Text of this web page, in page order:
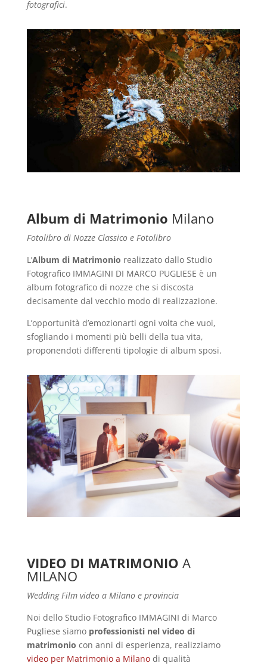
fotografici.
Album di Matrimonio Milano
Fotolibro di Nozze Classico e Fotolibro
L’Album di Matrimonio realizzato dallo Studio
Fotografico IMMAGINI DI MARCO PUGLIESE è un
album fotografico di nozze che si discosta
decisamente dal vecchio modo di realizzazione.
L’opportunità d’emozionarti ogni volta che vuoi,
sfogliando i momenti più belli della tua vita,
proponendoti differenti tipologie di album sposi.
VIDEO DI MATRIMONIO A
MILANO
Wedding Film video a Milano e provincia
Noi dello Studio Fotografico IMMAGINI di Marco
Pugliese siamo professionisti nel video di
matrimonio con anni di esperienza, realizziamo
video per Matrimonio a Milanodi qualità